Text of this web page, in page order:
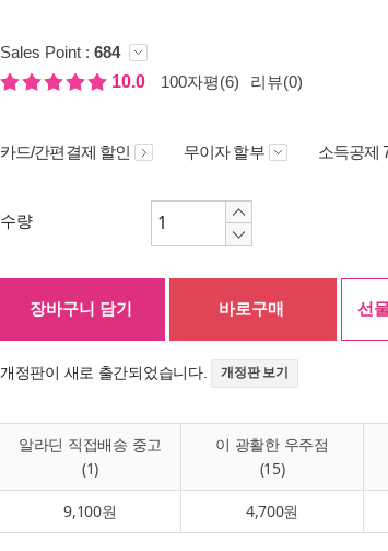
Sales Point : 684
10.0
100자평(6) 리뷰(0)
카드/간편결제 할인 무이자 할부 소득공제
수량
장바구니 담기 바로구매 선
개정판이 새로 출간되었습니다. 개정판 보기
알라딘 직접배송 중고
(1)
이 광활한 우주점
(15)
9,100원 4,700원